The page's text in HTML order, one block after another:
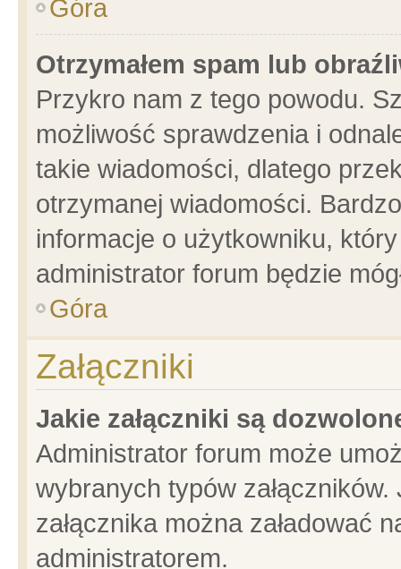
Góra
Otrzymałem spam lub
Przykro nam z tego powodu.
możliwość sprawdzenia i
takie wiadomości, dlatego
otrzymanej wiadomości.
informacje o użytkowniku,
administrator forum będzie
Góra
Załączniki
Jakie załączniki są
Administrator forum może
wybranych typów
załącznika można załadować
administratorem.